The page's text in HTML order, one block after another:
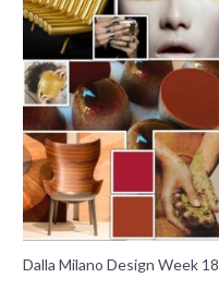
Dalla Milano Design Week